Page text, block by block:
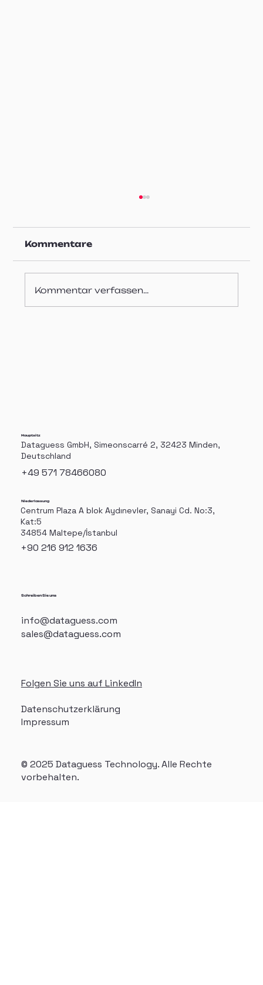
Kommentare
Kommentar verfassen...
Hauptsitz
Dataguess GmbH, Simeonscarré 2, 32423 Minden,
Deutschland
+49 571 78466080
Niederlassung
Centrum Plaza A blok Aydınevler, Sanayi Cd. No:3,
Kat:5
34854 Maltepe/İstanbul
+90 216 912 1636
Schreiben Sie uns
info@dataguess.com
sales@dataguess.com
Folgen Sie uns auf LinkedIn
Datenschutzerklärung
Impressum
© 2025 Dataguess Technology. Alle Rechte
vorbehalten.